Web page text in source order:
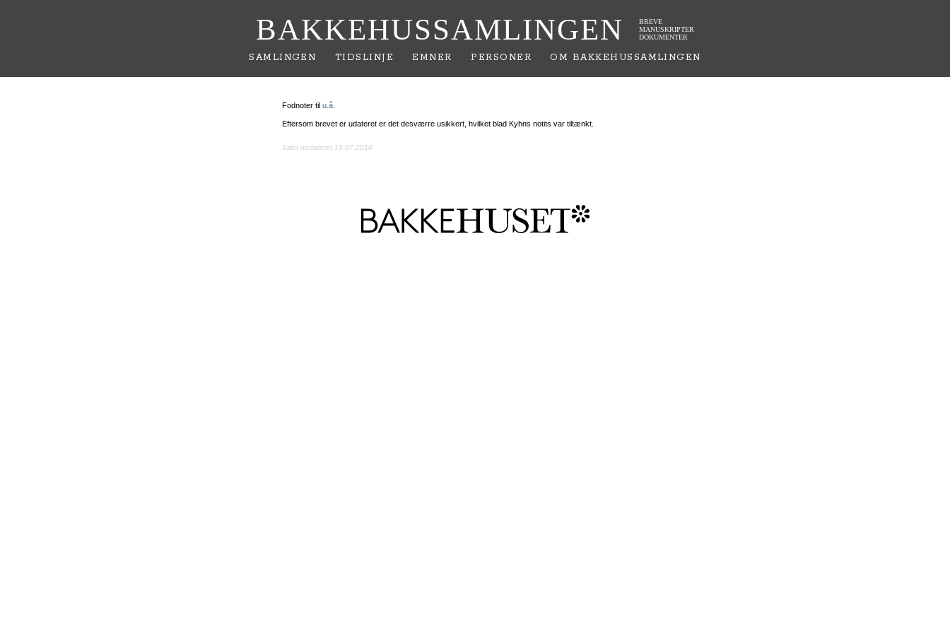
BAKKEHUSSAMLINGEN
BREVE
MANUSKRIPTER
DOKUMENTER
SAMLINGEN TIDSLINJE EMNER PERSONER OM BAKKEHUSSAMLINGEN
Fodnoter til u.å.
Eftersom brevet er udateret er det desværre usikkert, hvilket blad Kyhns notits var tiltænkt.
Sidst opdateret 19.07.2018